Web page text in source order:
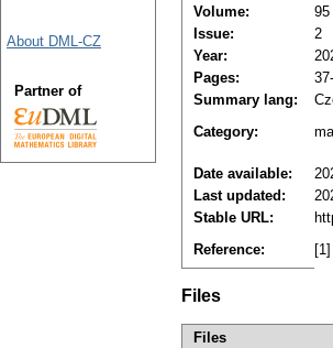
Volume:
95
Issue:
2
Year:
Pages:
Summary lang:
Category:
Date available:
Last updated:
Stable URL:
Reference:
Files
Files
About DML-CZ
Partner of